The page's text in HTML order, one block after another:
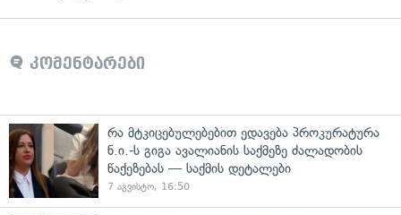
კომენტარები
რა მტკიცებულებებით ედავება პროკურატურა
ნ.ი.-ს გიგა ავალიანის საქმეზე ძალადობის
წაქეზებას — საქმის დეტალები
7 აგვისტო, 16:50